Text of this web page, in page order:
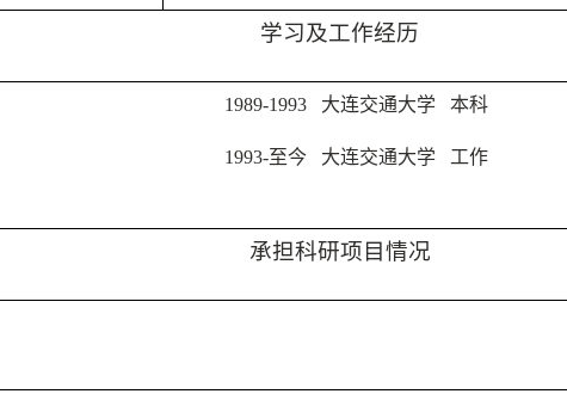
学习及工作经历
1989-1993 大连交通大学 本科
1993-至今 大连交通大学 工作
承担科研项目情况